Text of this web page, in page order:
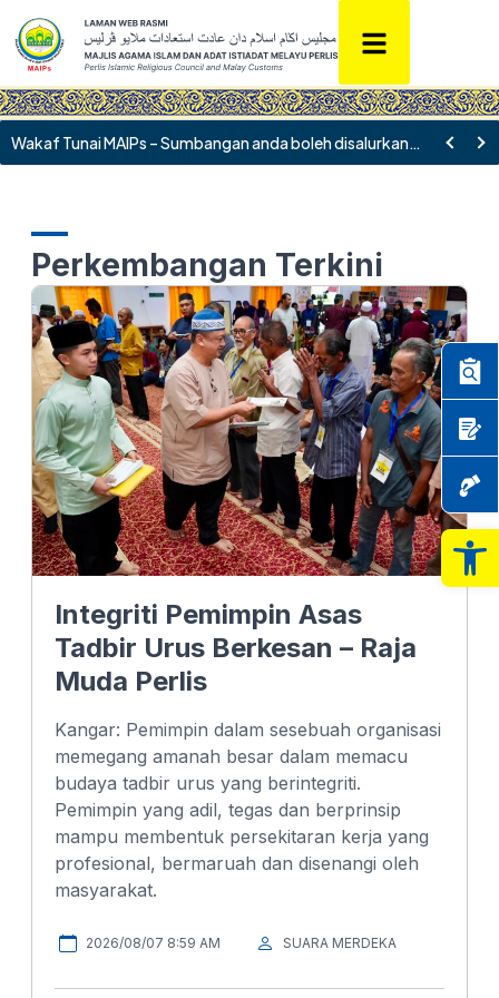
Perkembangan Terkini
Integriti Pemimpin Asas
Tadbir Urus Berkesan – Raja
Muda Perlis
Kangar: Pemimpin dalam sesebuah organisasi
memegang amanah besar dalam memacu
budaya tadbir urus yang berintegriti.
Pemimpin yang adil, tegas dan berprinsip
mampu membentuk persekitaran kerja yang
profesional, bermaruah dan disenangi oleh
masyarakat.
2026/08/07 8:59 AM SUARA MERDEKA